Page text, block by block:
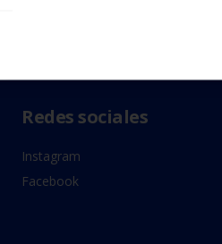
Redes sociales
Instagram
Facebook